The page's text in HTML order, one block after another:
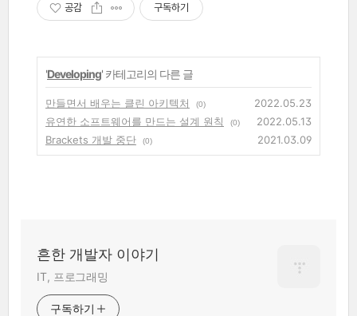
공감 구독하기
'Developing' 카테고리의 다른 글
만들면서 배우는 클린 아키텍처 (0)
2022.05.23
유연한 소프트웨어를 만드는 설계 원칙
(0)
2022.05.13
Brackets 개발 중단
(0) 2021.03.09
흔한 개발자 이야기
IT, 프로그래밍
구독하기